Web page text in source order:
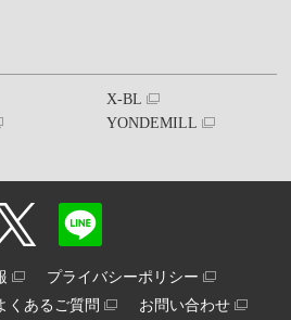
X-BL
YONDEMILL
プライバシーポリシー
くあるご質問 お問い合わせ